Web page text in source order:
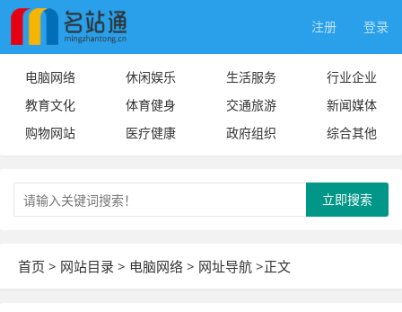
注册 登录
电脑网络 休闲娱乐 生活服务
行业企业
教育文化
体育健身 交通旅游
新闻媒体
购物网站
医疗健康 政府组织 综合其他
立即搜索
首页 > 网站目录 > 电脑网络 > 网址导航 >正文